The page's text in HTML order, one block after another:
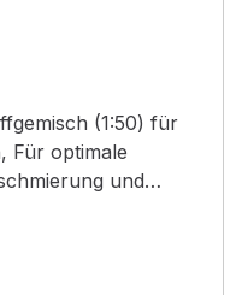
(1:50) für
Für optimale
und